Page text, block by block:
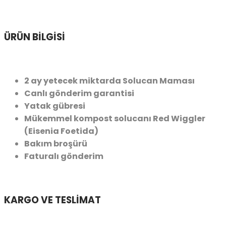
ÜRÜN BİLGİSİ
2 ay yetecek miktarda Solucan Maması
Canlı gönderim garantisi
Yatak gübresi
Mükemmel kompost solucanı Red Wiggler
(Eisenia Foetida)
Bakım broşürü
Faturalı gönderim
KARGO VE TESLİMAT